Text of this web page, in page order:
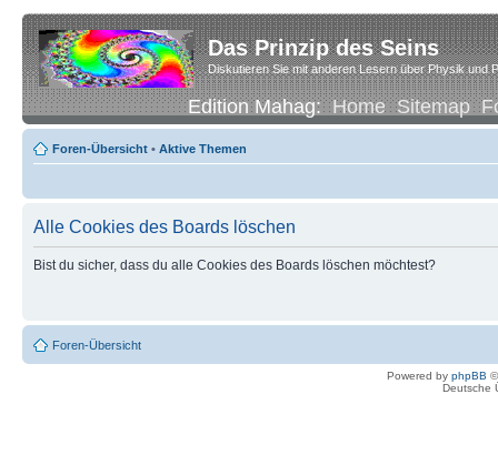
Das Prinzip des Seins
Diskutieren Sie mit anderen Lesern über Physik und
Edition Mahag:Home Sitemap
Foren-Übersicht • Aktive Themen
Alle Cookies des Boards löschen
Bist du sicher, dass du alle Cookies des Boards löschen möchtest?
Foren-Übersicht
Powered by phpBB
Deutsche